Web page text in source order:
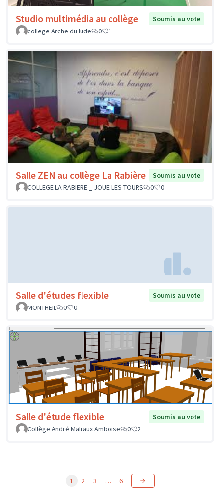
Studio multimédia au collège
Soumis au vote
college Arche du lude
0 1
Salle ZEN au collège La Rabière
Soumis au vote
COLLEGE LA RABIERE _ JOUE-LES-TOURS
0 0
Salle d'études flexible
Soumis au vote
MONTHEIL
0 0
Salle d'étude flexible
Soumis au vote
Collège André Malraux Amboise
0 2
1 2 3 … 6